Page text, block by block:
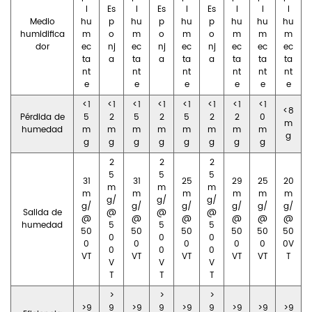
Medio
humidifica
dor
l
hu
m
ec
ta
nt
e
Es
p
o
nj
a
l
hu
m
ec
ta
nt
e
Es
p
o
nj
a
l
hu
m
ec
ta
nt
e
Es
p
o
nj
a
l
hu
m
ec
ta
nt
e
l
hu
m
ec
ta
nt
e
l
hu
m
ec
ta
nt
e
Pérdida de
humedad
<1
5
m
g
<1
2
m
g
<1
5
m
g
<1
2
m
g
<1
5
m
g
<1
2
m
g
<1
2
m
g
<1
0
m
g
<8
m
g
Salida de
humedad
31
m
g/
@
50
0
VT
2
5
m
g/
@
5
0
0
V
T
31
m
g/
@
50
0
VT
2
5
m
g/
@
5
0
0
V
T
25
m
g/
@
50
0
VT
2
5
m
g/
@
5
0
0
V
T
29
m
g/
@
50
0
VT
25
m
g/
@
50
0
VT
20
m
g/
@
50
0V
T
>9
>
9
>9
>
9
>9
>
9
>9
>9
>9